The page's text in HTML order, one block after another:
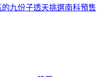
九份子透天挑選南科預售